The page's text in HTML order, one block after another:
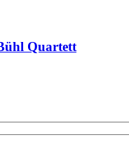
Quartett